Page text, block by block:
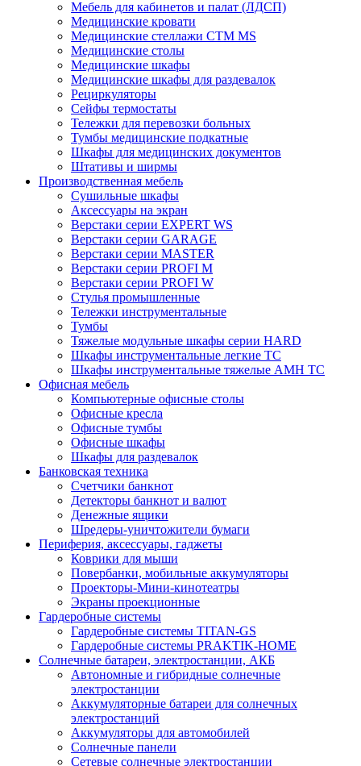
Мебель для кабинетов и палат (ЛДСП)
Медицинские кровати
Медицинские стеллажи CTM MS
Медицинские столы
Медицинские шкафы
Медицинские шкафы для раздевалок
Рециркуляторы
Сейфы термостаты
Тележки для перевозки больных
Тумбы медицинские подкатные
Шкафы для медицинских документов
Штативы и ширмы
Производственная мебель
Cушильные шкафы
Аксессуары на экран
Верстаки серии EXPERT WS
Верстаки серии GARAGE
Верстаки серии MASTER
Верстаки серии PROFI M
Верстаки серии PROFI W
Стулья промышленные
Тележки инструментальные
Тумбы
Тяжелые модульные шкафы серии HARD
Шкафы инструментальные легкие ТС
Шкафы инструментальные тяжелые AMH TC
Офисная мебель
Компьютерные офисные столы
Офисные кресла
Офисные тумбы
Офисные шкафы
Шкафы для раздевалок
Банковская техника
Счетчики банкнот
Детекторы банкнот и валют
Денежные ящики
Шредеры-уничтожители бумаги
Периферия, аксессуары, гаджеты
Коврики для мыши
Повербанки, мобильные аккумуляторы
Проекторы-Мини-кинотеатры
Экраны проекционные
Гардеробные системы
Гардеробные системы TITAN-GS
Гардеробные системы PRAKTIK-HOME
Солнечные батареи, электростанции, АКБ
Автономные и гибридные солнечные
электростанции
Аккумуляторные батареи для солнечных
электростанций
Аккумуляторы для автомобилей
Солнечные панели
Сетевые солнечные электростанции